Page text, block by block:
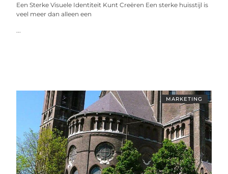
Een Sterke Visuele Identiteit Kunt Creëren Een sterke huisstijl is
veel meer dan alleen een
MARKETING